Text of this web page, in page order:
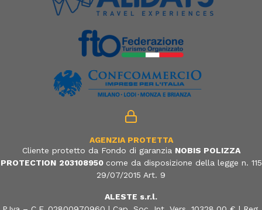
AGENZIA PROTETTA
Cliente protetto da Fondo di garanzia NOBIS POLIZZA
PROTECTION 203108950 come da disposizione della legge n. 115
29/07/2015 Art. 9
ALESTE s.r.l.